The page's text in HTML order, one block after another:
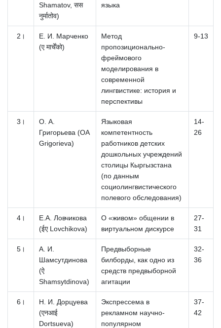
Shamatov, सस
नुर्मातोव)
языка
2। Е. И. Марченко
(ए मार्चेंको)
Метод
пропозиционально-
фреймового
моделирования в
современной
лингвистике: история и
перспективы
9-13
3। О. А.
Григорьева (OA
Grigorieva)
Языковая
компетентность
работников детских
дошкольных учреждений
столицы Кыргызстана
(по данным
социолингвистического
полевого обследования)
14-
26
4। Е.А. Ловчикова
(ईए Lovchikova)
О «живом» общении в
виртуальном дискурсе
27-
31
5। А. И.
Шамсутдинова
(ऐ
Shamsytdinova)
Предвыборные
билборды, как одно из
средств предвыборной
агитации
32-
36
6। Н. И. Дорцуева
(एनआई
Dortsueva)
Экспрессема в
рекламном научно-
популярном
37-
42